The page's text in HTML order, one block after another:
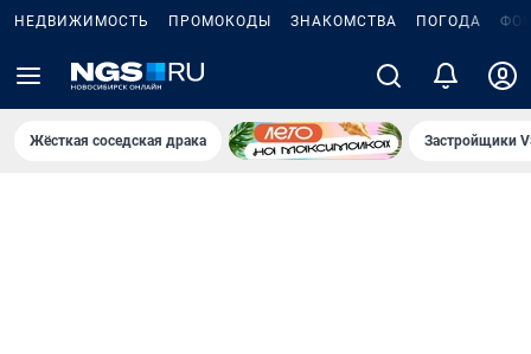
НЕДВИЖИМОСТЬ ПРОМОКОДЫ ЗНАКОМСТВА ПОГОДА
Жёсткая соседская драка Застройщики